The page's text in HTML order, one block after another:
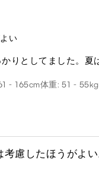
い
りとしてました。夏
- 165cm体重: 51 - 55kg
慮したほうがよい